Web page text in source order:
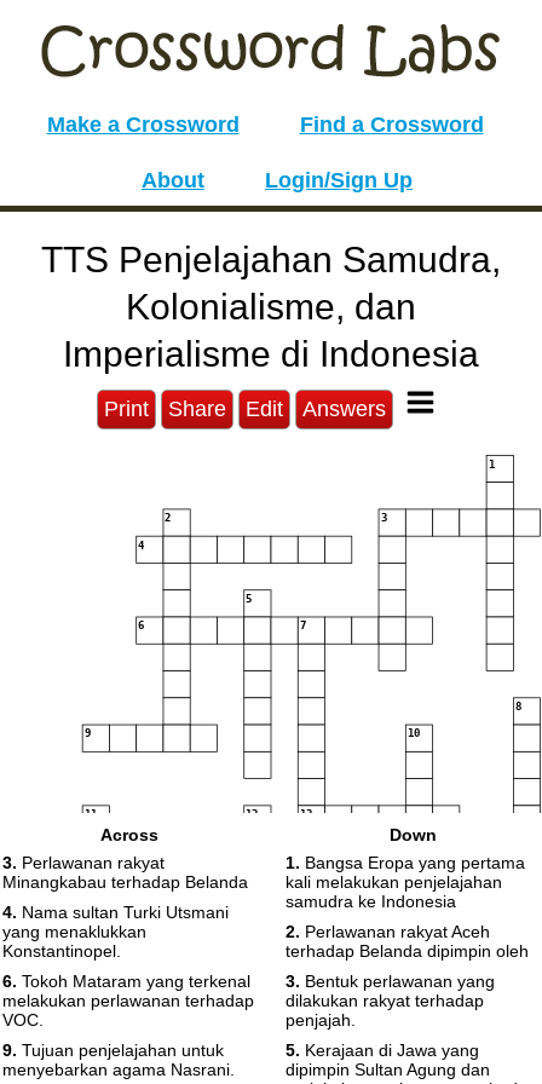
Make a Crossword Find a Crossword
About Login/Sign Up
TTS Penjelajahan Samudra,
Kolonialisme, dan
Imperialisme di Indonesia
Print Share Edit Answers
1
2 3
4
5
6 7
8
9 10
11 12 13
16
17
Across
3. Perlawanan rakyat
Minangkabau terhadap Belanda
4. Nama sultan Turki Utsmani
yang menaklukkan
Konstantinopel.
6. Tokoh Mataram yang terkenal
melakukan perlawanan terhadap
VOC.
9. Tujuan penjelajahan untuk
menyebarkan agama Nasrani.
Down
1. Bangsa Eropa yang pertama
kali melakukan penjelajahan
samudra ke Indonesia
2. Perlawanan rakyat Aceh
terhadap Belanda dipimpin oleh
3. Bentuk perlawanan yang
dilakukan rakyat terhadap
penjajah.
5. Kerajaan di Jawa yang
dipimpin Sultan Agung dan